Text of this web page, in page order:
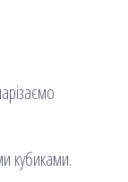
кубиками.